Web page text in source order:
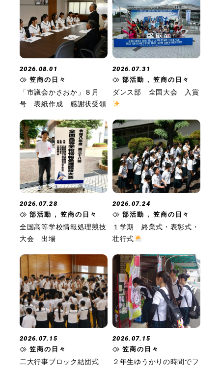
2026.08.01
笠商の日々
「市議会かさおか」８月
号 表紙作成 感謝状受領
2026.07.31
部活動 , 笠商の日々
ダンス部 全国大会 入賞
2026.07.28
部活動 , 笠商の日々
全国高等学校情報処理競技
大会 出場
2026.07.24
部活動 , 笠商の日々
１学期 終業式・表彰式・
壮行式
2026.07.15
笠商の日々
二大行事ブロック結団式
2026.07.15
笠商の日々
２年生ゆうかりの時間でフ